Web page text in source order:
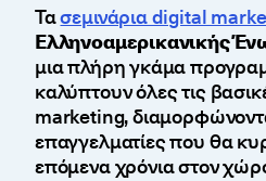
Τασεμινάρια digital
Ελληνοαμερικανικής
μια πλήρη γκάμα
καλύπτουν όλες τις
marketing,
επαγγελματίες που θα
επόμενα χρόνια στον